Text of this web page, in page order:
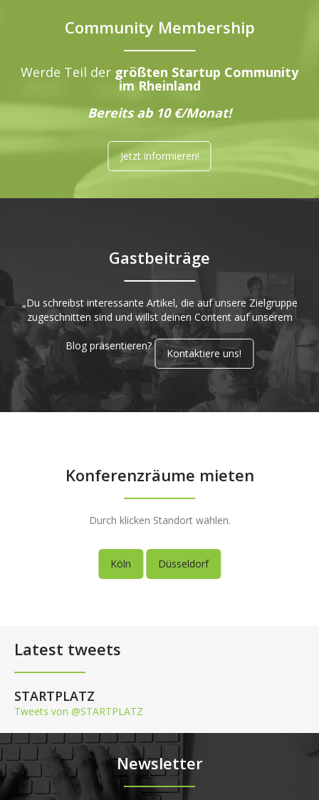
Community Membership
Werde Teil der größten Startup Community
im Rheinland
Bereits ab 10 €/Monat!
Jetzt informieren!
Gastbeiträge
„Du schreibst interessante Artikel, die auf unsere Zielgruppe
zugeschnitten sind und willst deinen Content auf unserem
Blog präsentieren?
Kontaktiere uns!
Konferenzräume mieten
Durch klicken Standort wählen.
Köln Düsseldorf
Latest tweets
STARTPLATZ
Tweets von @STARTPLATZ
Newsletter